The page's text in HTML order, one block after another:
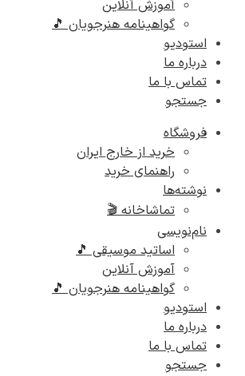
آموزش آنلاین
گواهینامه هنرجویان 🎵
استودیو
درباره ما
تماس با ما
جستجو
فروشگاه
خرید از خارج ایران
راهنمای خرید
نوشته‌ها
تماشاخانه 🎬
نام‌نویسی
اساتید موسیقی 🎵
آموزش آنلاین
گواهینامه هنرجویان 🎵
استودیو
درباره ما
تماس با ما
جستجو